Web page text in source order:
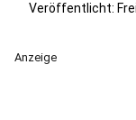
Veröffentlicht:
Anzeige